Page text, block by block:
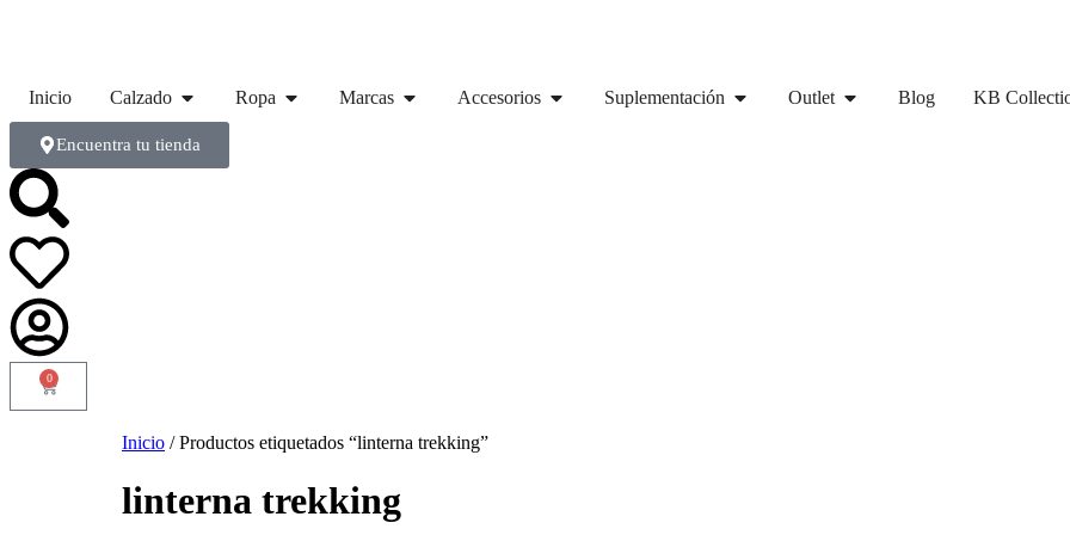
Inicio Calzado Ropa Marcas Accesorios Suplementación Outlet Blog KB
Encuentra tu tienda
0
Inicio / Productos etiquetados “linterna trekking”
linterna trekking